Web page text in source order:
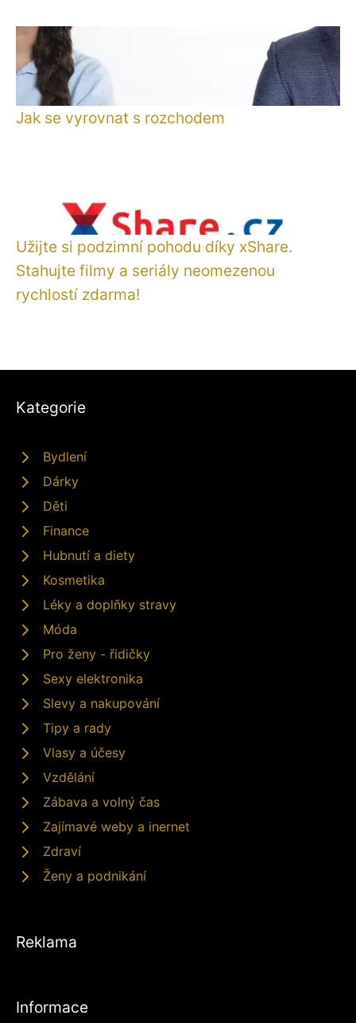
Jak se vyrovnat s rozchodem
Užijte si podzimní pohodu díky xShare.
Stahujte filmy a seriály neomezenou
rychlostí zdarma!
Kategorie
Bydlení
Dárky
Děti
Finance
Hubnutí a diety
Kosmetika
Léky a doplňky stravy
Móda
Pro ženy - řidičky
Sexy elektronika
Slevy a nakupování
Tipy a rady
Vlasy a účesy
Vzdělání
Zábava a volný čas
Zajímavé weby a inernet
Zdraví
Ženy a podnikání
Reklama
Informace